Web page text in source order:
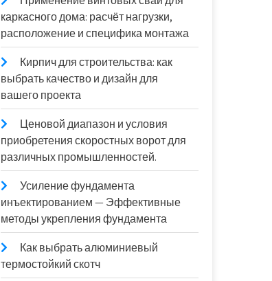
каркасного дома: расчёт нагрузки,
расположение и специфика монтажа
Кирпич для строительства: как
выбрать качество и дизайн для
вашего проекта
Ценовой диапазон и условия
приобретения скоростных ворот для
различных промышленностей.
Усиление фундамента
инъектированием — Эффективные
методы укрепления фундамента
Как выбрать алюминиевый
термостойкий скотч